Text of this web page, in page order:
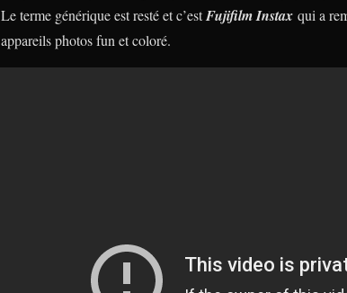
Le terme générique est resté et c’estFujifilm Instax qui a
appareils photos fun et coloré.